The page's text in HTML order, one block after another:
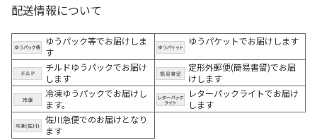
配送情報について
ゆうパック等でお届けしま
す
ゆうパケットでお届けします
チルドゆうパックでお届け
します
定形外郵便(簡易書留)でお届
けします
冷凍ゆうパックでお届けし
ます。
レターパックライトでお届け
します
佐川急便でのお届けとなり
ます